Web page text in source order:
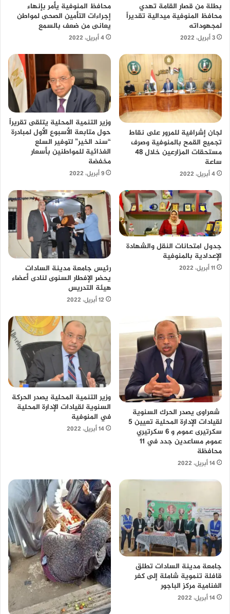
بطلة من قصار القامة تهدي
محافظ المنوفية ميدالية تقديراً
لمجهوداته
3 أبريل، 2022
محافظ المنوفية يأمر بإنهاء
إجراءات التأمين الصحى لمواطن
يعانى من ضعف بالسمع
4 أبريل، 2022
لجان إشرافية للمرور على نقاط
تجميع القمح بالمنوفية وصرف
مستحقات المزارعين خلال 48
ساعة
4 أبريل، 2022
وزير التنمية المحلية يتلقى تقريراً
حول متابعة الأسبوع الأول لمبادرة
“سند الخير” لتوفير السلع
الغذائية للمواطنين بأسعار
مخفضة
9 أبريل، 2022
جدول امتحانات النقل والشهادة
الإعدادية بالمنوفية
11 أبريل، 2022
رئيس جامعة مدينة السادات
يحضر الإفطار السنوى لنادى أعضاء
هيئة التدريس
12 أبريل، 2022
شعراوى يصدر الحرك السنوية
لقيادات الإدارة المحلية تعيين 5
سكرتيرى عموم و 6 سكرتيري
عموم مساعدين جدد في 11
محافظة
14 أبريل، 2022
وزير التنمية المحلية يصدر الحركة
السنوية لقيادات الإدارة المحلية
في المنوفية
14 أبريل، 2022
جامعة مدينة السادات تطلق
قافلة تنموية شاملة إلى كفر
الغنامية مركز الباجور
14 أبريل، 2022